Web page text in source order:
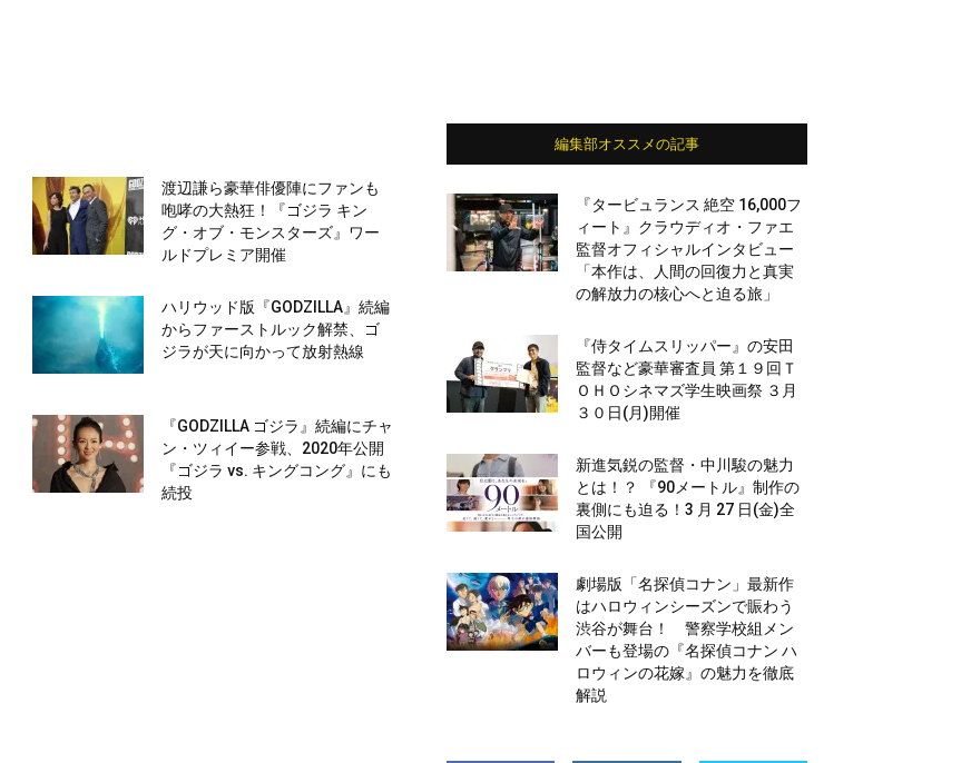
渡辺謙ら豪華俳優陣にファンも
咆哮の大熱狂！『ゴジラ キン
グ・オブ・モンスターズ』ワー
ルドプレミア開催
ハリウッド版『GODZILLA』続編
からファーストルック解禁、ゴ
ジラが天に向かって放射熱線
『GODZILLA ゴジラ』続編にチャ
ン・ツィイー参戦、2020年公開
『ゴジラ vs. キングコング』にも
続投
編集部オススメの記事
『タービュランス 絶空 16,000フ
ィート』クラウディオ・ファエ
監督オフィシャルインタビュー
「本作は、人間の回復力と真実
の解放力の核心へと迫る旅」
『侍タイムスリッパー』の安田
監督など豪華審査員 第１９回Ｔ
ＯＨＯシネマズ学生映画祭 ３月
３０日(月)開催
新進気鋭の監督・中川駿の魅力
とは！？ 『90メートル』制作の
裏側にも迫る！3 月 27 日(金)全
国公開
劇場版「名探偵コナン」最新作
はハロウィンシーズンで賑わう
渋谷が舞台！ 警察学校組メン
バーも登場の『名探偵コナン ハ
ロウィンの花嫁』の魅力を徹底
解説